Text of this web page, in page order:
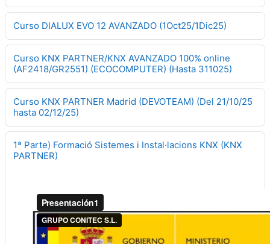
Curso DIALUX EVO 12 AVANZADO (1Oct25/1Dic25)
Curso KNX PARTNER/KNX AVANZADO 100% online
(AF2418/GR2551) (ECOCOMPUTER) (Hasta 311025)
Curso KNX PARTNER Madrid (DEVOTEAM) (Del 21/10/25
hasta 02/12/25)
1ª Parte) Formació Sistemes i Instal·lacions KNX (KNX
PARTNER)